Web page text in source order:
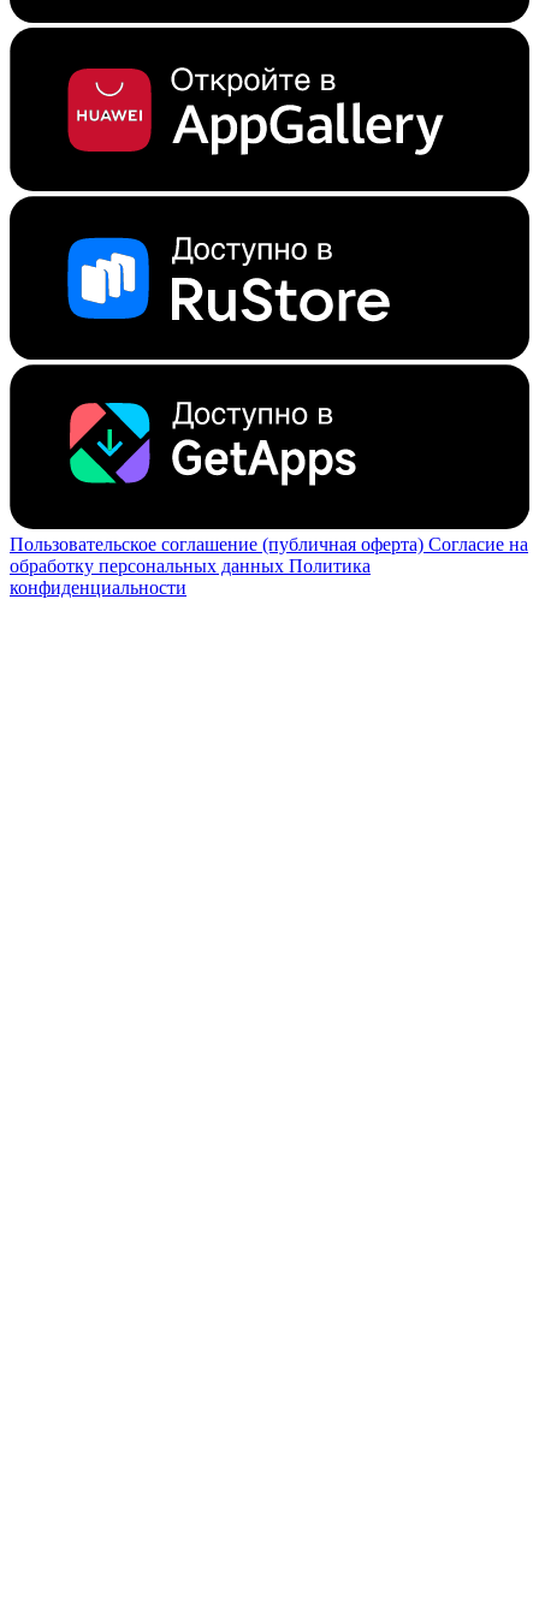
Пользовательское соглашение (публичная оферта) Согласие на
обработку персональных данных Политика
конфиденциальности